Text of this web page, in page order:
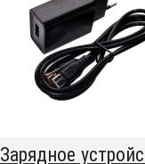
Зарядное